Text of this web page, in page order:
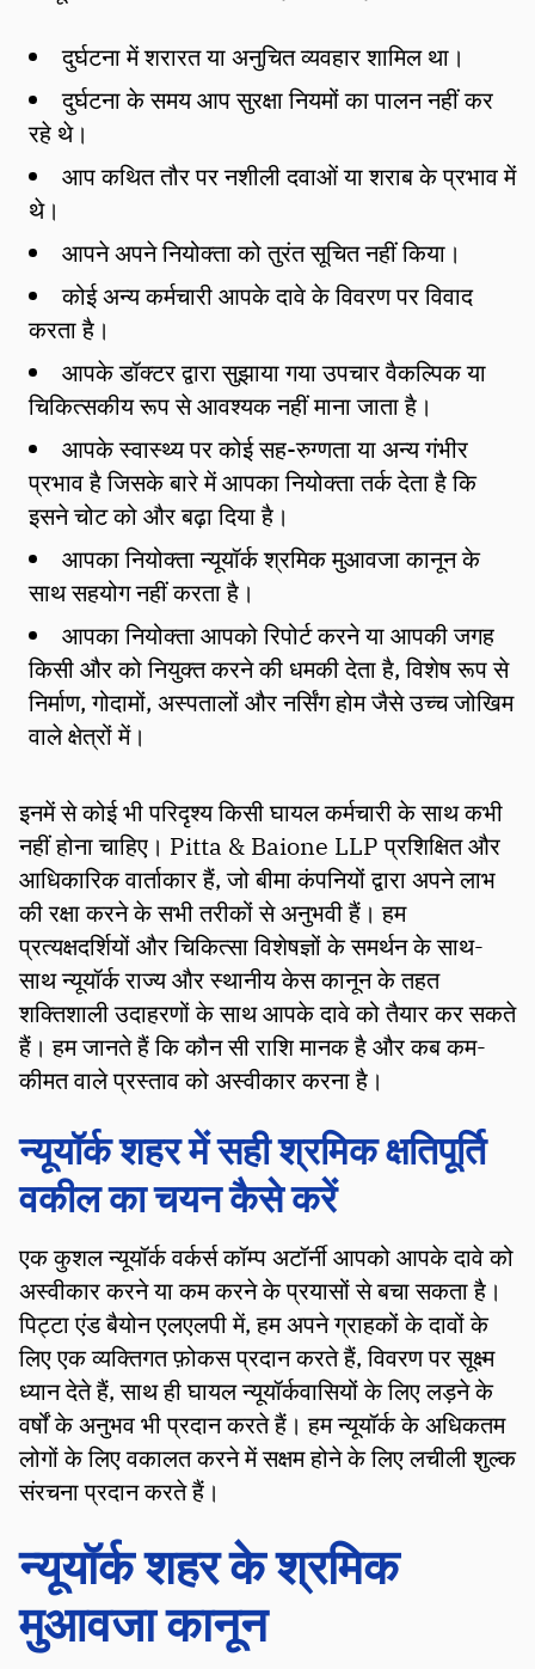
दुर्घटना में शरारत या अनुचित व्यवहार शामिल था।
दुर्घटना के समय आप सुरक्षा नियमों का पालन नहीं कर
रहे थे।
आप कथित तौर पर नशीली दवाओं या शराब के प्रभाव में
थे।
आपने अपने नियोक्ता को तुरंत सूचित नहीं किया।
कोई अन्य कर्मचारी आपके दावे के विवरण पर विवाद
करता है।
आपके डॉक्टर द्वारा सुझाया गया उपचार वैकल्पिक या
चिकित्सकीय रूप से आवश्यक नहीं माना जाता है।
आपके स्वास्थ्य पर कोई सह-रुग्णता या अन्य गंभीर
प्रभाव है जिसके बारे में आपका नियोक्ता तर्क देता है कि
इसने चोट को और बढ़ा दिया है।
आपका नियोक्ता न्यूयॉर्क श्रमिक मुआवजा कानून के
साथ सहयोग नहीं करता है।
आपका नियोक्ता आपको रिपोर्ट करने या आपकी जगह
किसी और को नियुक्त करने की धमकी देता है, विशेष रूप से
निर्माण, गोदामों, अस्पतालों और नर्सिंग होम जैसे उच्च जोखिम
वाले क्षेत्रों में।
इनमें से कोई भी परिदृश्य किसी घायल कर्मचारी के साथ कभी
नहीं होना चाहिए। Pitta & Baione LLP प्रशिक्षित और
आधिकारिक वार्ताकार हैं, जो बीमा कंपनियों द्वारा अपने लाभ
की रक्षा करने के सभी तरीकों से अनुभवी हैं। हम
प्रत्यक्षदर्शियों और चिकित्सा विशेषज्ञों के समर्थन के साथ-
साथ न्यूयॉर्क राज्य और स्थानीय केस कानून के तहत
शक्तिशाली उदाहरणों के साथ आपके दावे को तैयार कर सकते
हैं। हम जानते हैं कि कौन सी राशि मानक है और कब कम-
कीमत वाले प्रस्ताव को अस्वीकार करना है।
न्यूयॉर्क शहर में सही श्रमिक क्षतिपूर्ति
वकील का चयन कैसे करें
एक कुशल न्यूयॉर्क वर्कर्स कॉम्प अटॉर्नी आपको आपके दावे को
अस्वीकार करने या कम करने के प्रयासों से बचा सकता है।
पिट्टा एंड बैयोन एलएलपी में, हम अपने ग्राहकों के दावों के
लिए एक व्यक्तिगत फ़ोकस प्रदान करते हैं, विवरण पर सूक्ष्म
ध्यान देते हैं, साथ ही घायल न्यूयॉर्कवासियों के लिए लड़ने के
वर्षों के अनुभव भी प्रदान करते हैं। हम न्यूयॉर्क के अधिकतम
लोगों के लिए वकालत करने में सक्षम होने के लिए लचीली शुल्क
संरचना प्रदान करते हैं।
न्यूयॉर्क शहर के श्रमिक
मुआवजा कानून